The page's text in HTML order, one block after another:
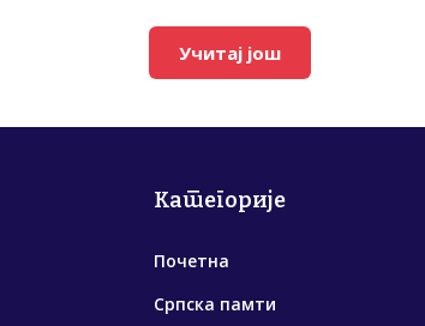
Учитај још
Категорије
Почетна
Српска памти